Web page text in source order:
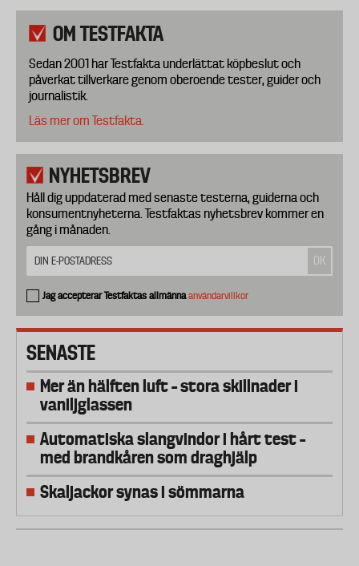
OM TESTFAKTA
Sedan 2001 har Testfakta underlättat köpbeslut och
påverkat tillverkare genom oberoende tester, guider och
journalistik.
Läs mer om Testfakta.
NYHETSBREV
Håll dig uppdaterad med senaste testerna, guiderna och
konsumentnyheterna. Testfaktas nyhetsbrev kommer en
gång i månaden.
Jag accepterar Testfaktas allmännaanvändarvillkor
SENASTE
Mer än hälften luft – stora skillnader i
vaniljglassen
Automatiska slangvindor i hårt test –
med brandkåren som draghjälp
Skaljackor synas i sömmarna